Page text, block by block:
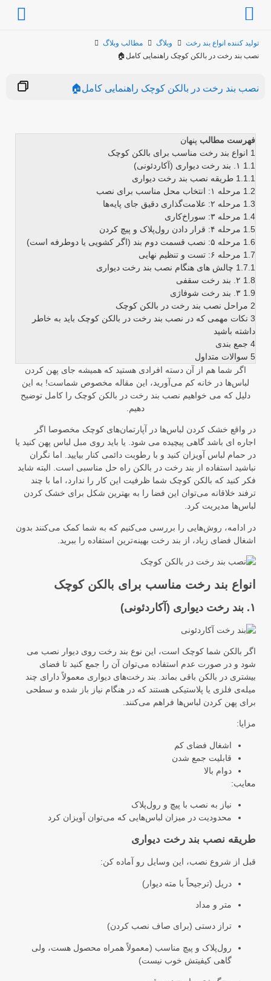
تولید کننده انواع بند رخت وبلاگ
مطالب وبلاگ
نصب بند رخت در بالکن کوچک راهنمایی کامل🏠
نصب بند رخت در بالکن کوچک راهنمایی کامل🏠
فهرست مطالب پنهان
1 انواع بند رخت مناسب برای بالکن کوچک
1.1 ۱. بند رخت دیواری (آکاردئونی)
1.1.1 طریقه نصب بند رخت دیواری
1.2 مرحله ۱: انتخاب محل مناسب برای نصب
1.3 مرحله ۲: علامت‌گذاری دقیق جای پایه‌ها
1.4 مرحله ۳: سوراخ‌کاری
1.5 مرحله ۴: قرار دادن رول‌پلاک و پیچ کردن
1.6 مرحله ۵: نصب قسمت دوم بند (اگر کشویی یا دوطرفه است)
1.7 مرحله ۶: تست و تنظیم نهایی
1.7.1 چالش های هنگام نصب بند رخت دیواری
1.8 ۲. بند رخت سقفی
1.9 ۳. بند رخت شوفاژی
2 مراحل نصب بند رخت در بالکن کوچک
3 نکات مهمی که در نصب بند رخت در بالکن کوچک باید به خاطر
داشته باشید
4 جمع بندی
5 سوالات متداول
اگر شما هم از آن دسته افرادی هستید که همیشه جای پهن کردن
لباس‌ها در خانه کم می‌آورید، این مقاله مخصوص شماست! به این
دلیل که می خواهیم نصب بند رخت در بالکن کوچک را کامل توضیح
دهیم.
در واقع خشک کردن لباس‌ها در آپارتمان‌های کوچک مخصوصا اگر
اجاره ای باشد گاهی پیچیده می شود. یا باید روی مبل لباس پهن کنید یا
در حمام لباس آویزان کنید و با رطوبت دائمی کنار بیایید. اما نگران
نباشید استفاده از بند رخت در بالکن راه حل مناسبی است. البته شاید
فکر کنید که بالکن کوچک شما ظرفیت این کار را ندارد، اما با چند
ترفند خلاقانه می‌توان این فضا را به بهترین شکل برای خشک کردن
لباس‌ها مدیریت کرد.
در ادامه، روش‌هایی را بررسی می‌کنیم که به شما کمک می‌کنند بدون
اشغال فضای زیاد، از بند رخت بهینه‌ترین استفاده را ببرید.
انواع بند رخت مناسب برای بالکن کوچک
۱. بند رخت دیواری (آکاردئونی)
اگر بالکن شما کوچک است، این نوع بند رخت روی دیوار نصب می‌
شود و در صورت عدم استفاده می‌توان آن را جمع کنید تا فضای
بیشتری در بالکن باقی بماند. بند رخت‌های دیواری معمولاً دارای چند
میله‌ی فلزی یا پلاستیکی هستند که در هنگام نیاز باز شده و سطحی
برای پهن کردن لباس‌ها فراهم می‌کنند.
مزایا:
اشغال فضای کم
قابلیت جمع شدن
دوام بالا
معایب:
نیاز به نصب با پیچ و رول‌پلاک
محدودیت در میزان لباس‌هایی که می‌توان آویزان کرد
طریقه نصب بند رخت دیواری
قبل از شروع نصب، این وسایل رو آماده کن:
دریل (ترجیحاً با مته دیوار)
متر و مداد
تراز دستی (برای صاف نصب کردن)
رول‌پلاک و پیچ مناسب (معمولاً همراه محصول هست، ولی
گاهی کیفیتش خوب نیست)